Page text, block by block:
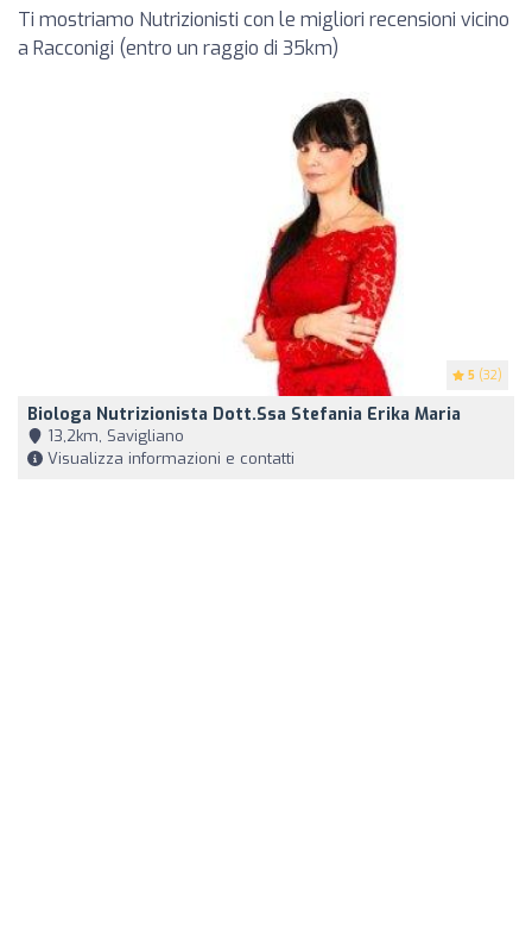
Ti mostriamo Nutrizionisti con le migliori recensioni vicino
a Racconigi (entro un raggio di 35km)
5 (32)
Biologa Nutrizionista Dott.ssa Stefania Erika Maria
13,2km, Savigliano
Visualizza informazioni e contatti